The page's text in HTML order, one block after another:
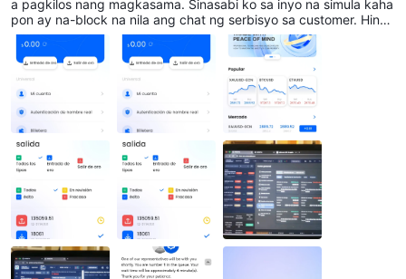
a pagkilos nang magkasama. Sinasabi ko sa inyo na simula kaha
pon ay na-block na nila ang chat ng serbisyo sa customer. Hindi
na nila pinapayagan akong magpadala ng higit pang mga mens
ahe sa kanila. Maaari pa rin akong mag-access sa aking account
mula sa iba't ibang mga address, ngunit walang komunikasyon s
a kanila. Isasama ko ang mga screenshot ng iba't ibang mga ad
dress at kung paano ito tingnan mula sa mobile at computer.